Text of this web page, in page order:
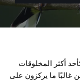
أكثر المخلوقات
غالبًا ما يركزون على